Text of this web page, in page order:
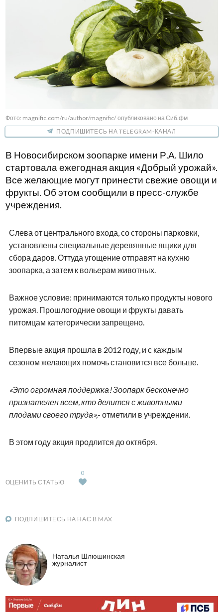
Фото: magnific.com/ru/author/magnific/ опубликовано на Сиб.фм
ПОДПИШИТЕСЬ НА TELEGRAM-КАНАЛ
В Новосибирском зоопарке имени Р.А. Шило
стартовала ежегодная акция «Добрый урожай».
Все желающие могут принести свежие овощи и
фрукты. Об этом сообщили в пресс-службе
учреждения.
Слева от центрального входа, со стороны парковки,
установлены специальные деревянные ящики для
сбора даров. Оттуда угощение отправят на кухню
зоопарка, а затем к вольерам животных.
Важное условие: принимаются только продукты нового
урожая. Прошлогодние овощи и фрукты давать
питомцам категорически запрещено.
Впервые акция прошла в 2012 году, и с каждым
сезоном желающих помочь становится все больше.
«Это огромная поддержка! Зоопарк бесконечно
признателен всем, кто делится с животными
плодами своего труда»,- отметили в учреждении.
В этом году акция продлится до октября.
ОЦЕНИТЬ СТАТЬЮ
0
ПОДПИШИТЕСЬ НА НАС В MAX
Наталья Шлюшинская
журналист